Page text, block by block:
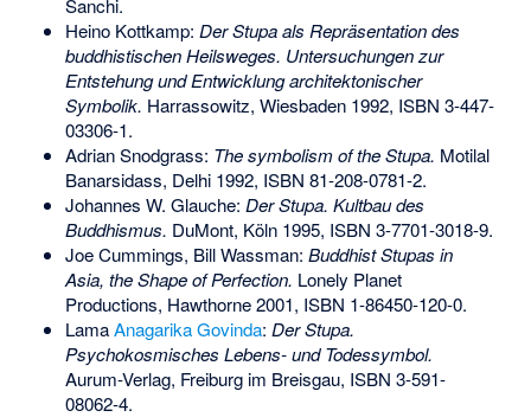
Heino Kottkamp: Der Stupa als Repräsentation des
buddhistischen Heilsweges. Untersuchungen zur
Entstehung und Entwicklung architektonischer
Symbolik. Harrassowitz, Wiesbaden 1992, ISBN 3-447-
03306-1.
Adrian Snodgrass: The symbolism of the Stupa. Motilal
Banarsidass, Delhi 1992, ISBN 81-208-0781-2.
Johannes W. Glauche: Der Stupa. Kultbau des
Buddhismus. DuMont, Köln 1995, ISBN 3-7701-3018-9.
Joe Cummings, Bill Wassman: Buddhist Stupas in
Asia, the Shape of Perfection. Lonely Planet
Productions, Hawthorne 2001, ISBN 1-86450-120-0.
LamaAnagarika Govinda: Der Stupa.
Psychokosmisches Lebens- und Todessymbol.
Aurum-Verlag, Freiburg im Breisgau, ISBN 3-591-
08062-4.